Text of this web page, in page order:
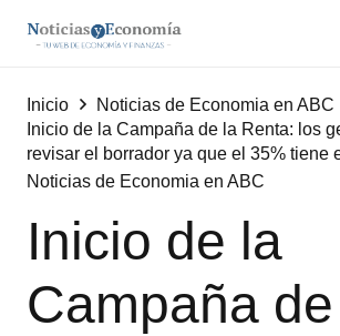
Inicio
Noticias de Economia en ABC
Inicio de la Campaña de la Renta: los
revisar el borrador ya que el 35% tiene
Noticias de Economia en ABC
Inicio de la
Campaña